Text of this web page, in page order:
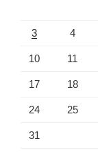
3 4
10 11
17 18
24 25
31